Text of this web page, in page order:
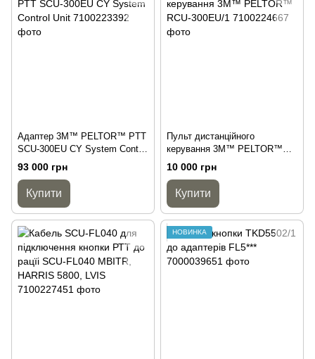
Адаптер 3M™ PELTOR™ PTT
SCU-300EU CY System Control
Unit
93 000 грн
Купити
Пульт дистанційного
керування 3M™ PELTOR™
RCU-300EU/1
10 000 грн
Купити
НОВИНКА